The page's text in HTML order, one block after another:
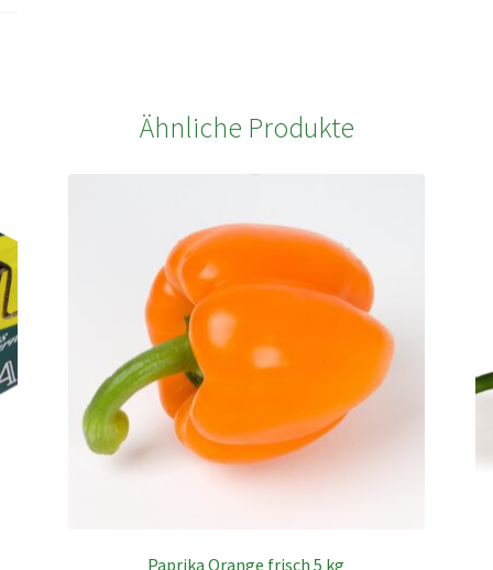
Ähnliche Produkte
Paprika Orange frisch 5 kg